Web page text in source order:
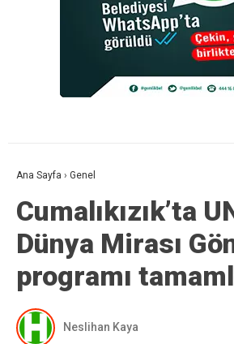
Ana Sayfa › Genel
Cumalıkızık’ta
Dünya Mirası
programı
Neslihan Kaya